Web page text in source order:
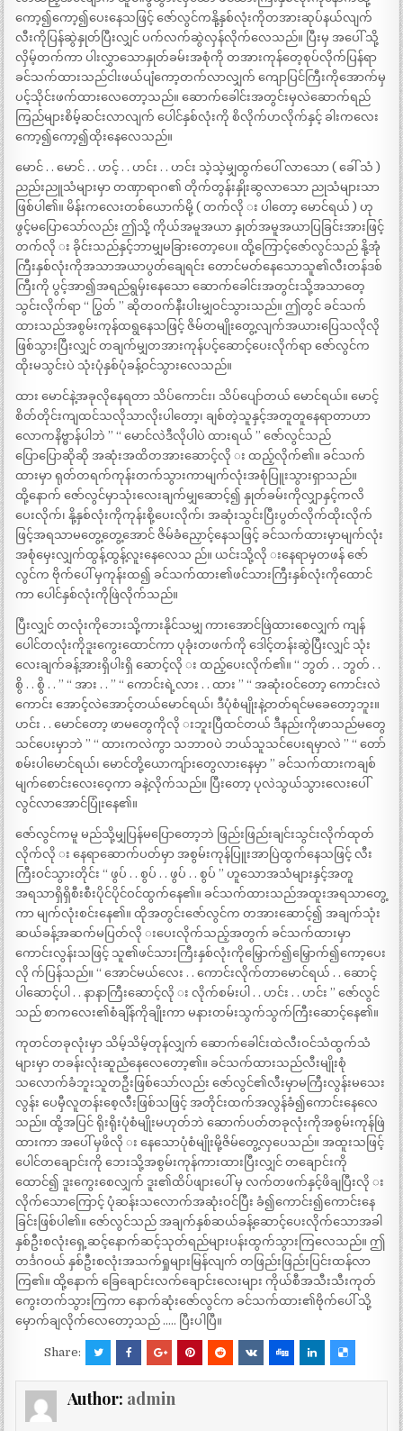
ကော့၍ကော့၍ပေးနေသဖြင့် ဇော်လွင်ကနို့နှစ်လုံးကိုတအားဆုပ်နယ်လျက်
လီးကိုပြန်ဆွဲနှုတ်ပြီးလျှင် ပက်လက်ဆွဲလှန်လိုက်လေသည်။ ပြီးမှ အပေါ် သို့
လှိမ့်တက်ကာ ပါးလွှာသောနှုတ်ခမ်းအစုံကို တအားကုန်တေ့စုပ်လိုက်ပြန်ရာ
ခင်သက်ထားသည်ငါးဖယ်ပျံကော့တက်လာလျှက် ကျောပြင်ကြီးကိုအောက်မှ
ပင့်သိုင်းဖက်ထားလေတော့သည်။ ဆောက်ခေါင်းအတွင်းမှလဲဆောက်ရည်
ကြည်များစိမ့်ဆင်းလာလျက် ပေါင်နှစ်လုံးကို စိလိုက်ဟလိုက်နှင့် ခါးကလေး
ကော့၍ကော့၍ထိုးနေလေသည်။
မောင် . . မောင် . . ဟင့် . . ဟင်း . . ဟင်း သဲ့သဲ့မျှထွက်ပေါ် လာသော ( ခေါ် သံ )
ညည်းညူသံများမှာ တဏှာရာဂ၏ တိုက်တွန်းနှိုးဆွလာသော ညုသံများသာ
ဖြစ်ပါ၏။ မိန်းကလေးတစ်ယောက်မို့ ( တက်လို း ပါတော့ မောင်ရယ် ) ဟု
ဖွင့်မပြောသော်လည်း ဤသို့ ကိုယ်အမူအယာ နှုတ်အမူအယာပြခြင်းအားဖြင့်
တက်လို း ခိုင်းသည်နှင့်ဘာမျှမခြားတော့ပေ။ ထို့ကြောင့်ဇော်လွင်သည် နို့အုံ
ကြီးနှစ်လုံးကိုအသာအယာပွတ်ချေရင်း တောင်မတ်နေသောသူ၏လီးတန်ဒစ်
ကြီးကို ပွင့်အာ၍အရည်ရွမှ်းနေသော ဆောက်ခေါင်းအတွင်းသို့အသာတေ့
သွင်းလိုက်ရာ ‘‘ ပြွတ် ’’ ဆိုတဝက်နီးပါးမျှဝင်သွားသည်။ ဤတွင် ခင်သက်
ထားသည်အစွမ်းကုန်ထရွနေသဖြင့် ဇိမ်တမျိုးတွေ့လျက်အယားပြေသလိုလို
ဖြစ်သွားပြီးလျှင် တချက်မျှတအားကုန်ပင့်ဆောင့်ပေးလိုက်ရာ ဇော်လွင်က
ထိုးမသွင်းပဲ သုံးပုံနှစ်ပုံခန့်ဝင်သွားလေသည်။
ထား မောင်နဲ့အခုလိုနေရတာ သိပ်ကောင်း၊ သိပ်ပျော်တယ် မောင်ရယ်။ မောင့်
စိတ်တိုင်းကျထင်သလိုသာလိုးပါတော့၊ ချစ်တဲ့သူနှင့်အတူတူနေရာတာဟာ
လောကနိဗ္ဗာန်ပါဘဲ ’’ ‘‘ မောင်လဲဒီလိုပါပဲ ထားရယ် ’’ ဇော်လွင်သည်
ပြောပြောဆိုဆို အဆုံးအထိတအားဆောင့်လို း ထည့်လိုက်၏။ ခင်သက်
ထားမှာ ရုတ်တရက်ကုန်းတက်သွားကာမျက်လုံးအစုံပြူးသွားရှာသည်။
ထို့နောက် ဇော်လွင်မှာသုံးလေးချက်မျှဆောင့်၍ နှုတ်ခမ်းကိုလျှာနှင့်ကလိ
ပေးလိုက်၊ နို့နှစ်လုံးကိုကုန်းစို့ပေးလိုက်၊ အဆုံးသွင်းပြီးပွတ်လိုက်ထိုးလိုက်
ဖြင့်အရသာမတွေ့တွေ့အောင် ဇိမ်ခံညှောင့်နေသဖြင့် ခင်သက်ထားမှာမျက်လုံး
အစုံမှေးလျှက်ထွန့်ထွန့်လူးနေလေသ ည်။ ယင်းသို့လို းနေရာမှတဖန် ဇော်
လွင်က ဗိုက်ပေါ် မှကုန်းထ၍ ခင်သက်ထား၏ဖင်သားကြီးနှစ်လုံးကိုထောင်
ကာ ပေါင်နှစ်လုံးကိုဖြဲလိုက်သည်။
ပြီးလျှင် တလုံးကိုဘေးသို့ကားနိုင်သမျှ ကားအောင်ဖြဲထားစေလျှက် ကျန်
ပေါင်တလုံးကိုဒူးကွေးထောင်ကာ ပုခုံးတဖက်ကို ဒေါင့်တန်းဆွဲပြီးလျှင် သုံး
လေးချက်ခန့်အားရှိပါးရှိ ဆောင့်လို း ထည့်ပေးလိုက်၏။ ‘‘ ဘွတ် . . ဘွတ် . .
စွိ . . စွိ . . ’’ ‘‘ အား . . ’’ ‘‘ ကောင်းရဲ့လား . . ထား ’’ ‘‘ အဆုံးဝင်တော့ ကောင်းလဲ
ကောင်း အောင့်လဲအောင့်တယ်မောင်ရယ်၊ ဒီပုံစံမျိုးနဲ့တတ်ရင်မခေတော့ဘူး။
ဟင်း . . မောင်တော့ ဖာမတွေကိုလို းဘူးပြီထင်တယ် ဒီနည်းကိုဖာသည်မတွေ
သင်ပေးမှာဘဲ ’’ ‘‘ ထားကလဲကွာ သဘာဝပဲ ဘယ်သူသင်ပေးရမှာလဲ ’’ ‘‘ တော်
စမ်းပါမောင်ရယ်၊ မောင်တို့ယောကျ်ားတွေလားနေမှာ ’’ ခင်သက်ထားကချစ်
မျက်စောင်းလေးဝေ့ကာ ခနဲ့လိုက်သည်။ ပြီးတော့ ပုလဲသွယ်သွားလေးပေါ်
လွင်လာအောင်ပြုံးနေ၏။
ဇော်လွင်ကမူ မည်သို့မျှပြန်မပြောတော့ဘဲ ဖြည်းဖြည်းချင်းသွင်းလိုက်ထုတ်
လိုက်လို း နေရာဆောက်ပတ်မှာ အစွမ်းကုန်ပြူးအာပြဲထွက်နေသဖြင့် လီး
ကြီးဝင်သွားတိုင်း ‘‘ ဖွပ် . . စွပ် . . ဖွပ် . . စွပ် ’’ ဟူသောအသံများနှင့်အတူ
အရသာရှိရှိစီးစီးပိုင်ပိုင်ဝင်ထွက်နေ၏။ ခင်သက်ထားသည်အထူးအရသာတွေ့
ကာ မျက်လုံးစင်းနေ၏။ ထိုအတွင်းဇော်လွင်က တအားဆောင့်၍ အချက်သုံး
ဆယ်ခန့်အဆက်မပြတ်လို းပေးလိုက်သည့်အတွက် ခင်သက်ထားမှာ
ကောင်းလွန်းသဖြင့် သူ၏ဖင်သားကြီးနှစ်လုံးကိုမြှောက်၍မြှောက်၍ကော့ပေး
လို က်ပြန်သည်။ ‘‘ အောင်မယ်လေး . . ကောင်းလိုက်တာမောင်ရယ် . . ဆောင့်
ပါဆောင့်ပါ . . နာနာကြီးဆောင့်လို း လိုက်စမ်းပါ . . ဟင်း . . ဟင်း ’’ ဇော်လွင်
သည် စာကလေး၏စံချိန်ကိုချိုးကာ မနားတမ်းသွက်သွက်ကြီးဆောင့်နေ၏။
ကုတင်တခုလုံးမှာ သိမ့်သိမ့်တုန်လျှက် ဆောက်ခေါင်းထဲလီးဝင်သံထွက်သံ
များမှာ တခန်းလုံးဆူညံနေလေတော့၏။ ခင်သက်ထားသည်လီးမျိုးစုံ
သလောက်ခံဘူးသူတဦးဖြစ်သော်လည်း ဇော်လွင်၏လီးမှာမကြီးလွန်းမသေး
လွန်း ပေမှီလူတန်းစေ့လီးဖြစ်သဖြင့် အတိုင်းထက်အလွန်ခံ၍ကောင်းနေလေ
သည်။ ထို့အပြင် ရိုးရိုးပုံစံမျိုးမဟုတ်ဘဲ ဆောက်ပတ်တခုလုံးကိုအစွမ်းကုန်ဖြဲ
ထားကာ အပေါ် မှဖိလို း နေသောပုံစံမျိုးမို့ဇိမ်တွေ့လှပေသည်။ အထူးသဖြင့်
ပေါင်တချောင်းကို ဘေးသို့အစွမ်းကုန်ကားထားပြီးလျှင် တချောင်းကို
ထောင်၍ ဒူးကွေးစေလျှက် ဒူး၏ထိပ်ဖျားပေါ် မှ လက်တဖက်နှင့်ဖိချပြီးလို း
လိုက်သောကြောင့် ပုံဆန်းသလောက်အဆုံးဝင်ပြီး ခံ၍ကောင်း၍ကောင်းနေ
ခြင်းဖြစ်ပါ၏။ ဇော်လွင်သည် အချက်နှစ်ဆယ်ခန့်ဆောင့်ပေးလိုက်သောအခါ
နှစ်ဦးစလုံးရှေ့ဆင့်နောက်ဆင့်သုတ်ရည်များပန်းထွက်သွားကြလေသည်။ ဤ
တင်္ဒဂဝယ် နှစ်ဦးစလုံးအသက်ရှုများမြန်လျက် တဖြည်းဖြည်းပြင်းထန်လာ
ကြ၏။ ထို့နောက် ခြေချောင်းလက်ချောင်းလေးများ ကိုယ်စီအသီးသီးကုတ်
ကွေးတက်သွားကြကာ နောက်ဆုံးဇော်လွင်က ခင်သက်ထား၏ဗိုက်ပေါ် သို့
မှောက်ချလိုက်လေတော့သည် ….. ပြီးပါပြီ။
Share:
Author: admin